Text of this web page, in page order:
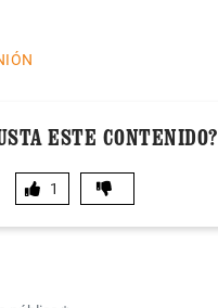
ESTE CONTENIDO?
1